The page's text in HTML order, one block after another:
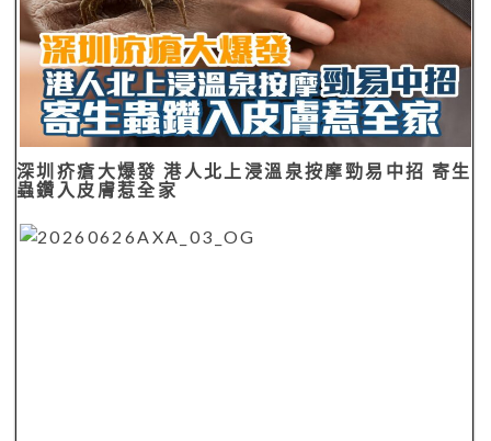
深圳疥瘡大爆發 港人北上浸溫泉按摩勁易中招 寄生
蟲鑽入皮膚惹全家